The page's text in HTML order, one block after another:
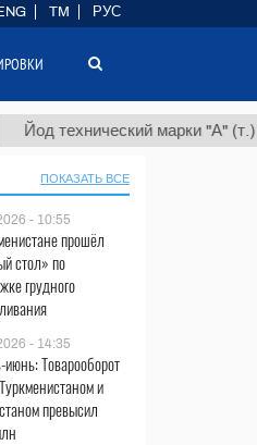
технический марки "А" (т.)
ПОКАЗАТЬ ВСЕ
- 10:55
прошёл
стол» по
грудного
- 14:35
Товарооборот
и
превысил
TM РУС